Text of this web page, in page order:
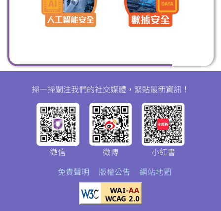
免責聲明 版權公告 網站地圖
掃一掃關注我們的社交媒體，緊貼最新資訊！
微信 微博 小紅書